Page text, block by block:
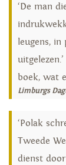
‘De man
leugens,
boek, wat
Limburgs
‘Polak
Tweede
dienst